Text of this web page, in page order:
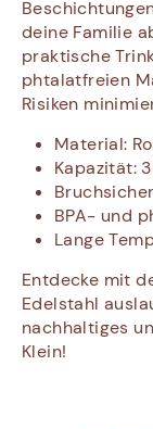
deine Familie
praktische
phtalatfreien
Risiken
Material:
Kapazität:
BPA- und
Lange
Entdecke mit
Edelstahl
nachhaltiges
Klein!